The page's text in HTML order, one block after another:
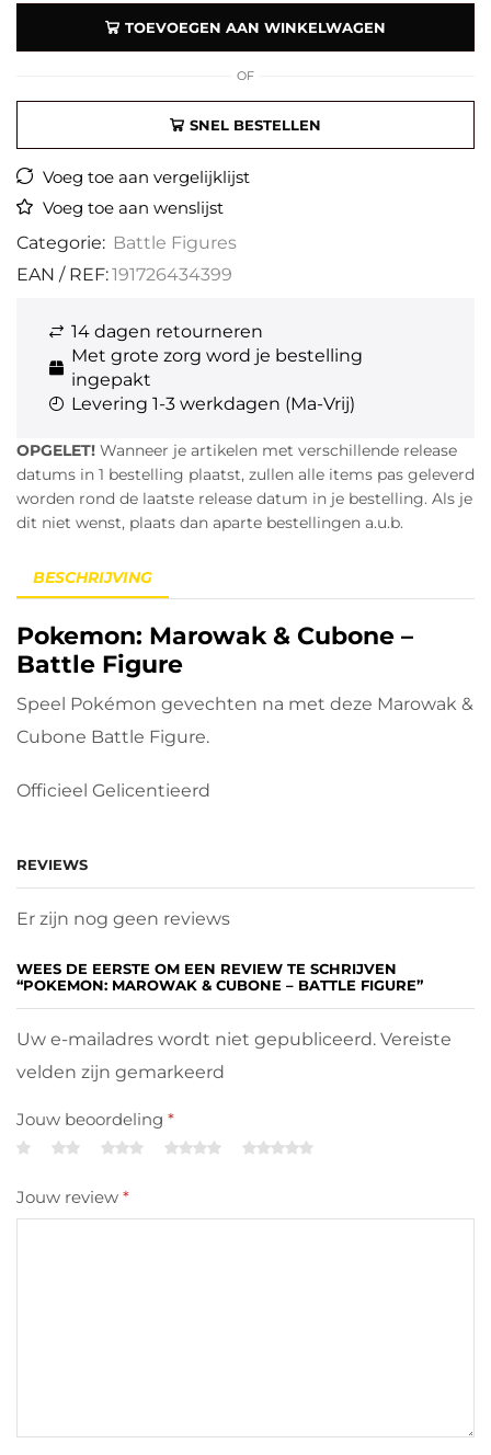
TOEVOEGEN AAN WINKELWAGEN
OF
SNEL BESTELLEN
Voeg toe aan vergelijklijst
Voeg toe aan wenslijst
Categorie: Battle Figures
EAN / REF:191726434399
14 dagen retourneren
Met grote zorg word je bestelling
ingepakt
Levering 1-3 werkdagen (Ma-Vrij)
OPGELET! Wanneer je artikelen met verschillende release
datums in 1 bestelling plaatst, zullen alle items pas geleverd
worden rond de laatste release datum in je bestelling. Als je
dit niet wenst, plaats dan aparte bestellingen a.u.b.
BESCHRIJVING
Pokemon: Marowak & Cubone –
Battle Figure
Speel Pokémon gevechten na met deze Marowak &
Cubone Battle Figure.
Officieel Gelicentieerd
REVIEWS
Er zijn nog geen reviews
WEES DE EERSTE OM EEN REVIEW TE SCHRIJVEN
“POKEMON: MAROWAK & CUBONE – BATTLE FIGURE”
Uw e-mailadres wordt niet gepubliceerd. Vereiste
velden zijn gemarkeerd
Jouw beoordeling *
Jouw review *